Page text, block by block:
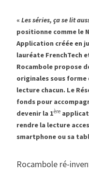
« Les séries, ça se lit
positionne comme le
Application créée en
lauréate FrenchTech
Rocambole propose
originales sous forme
lecture chacun. Le
fonds pour
devenir la 1ère
rendre la lecture
smartphone ou sa
Rocambole ré-